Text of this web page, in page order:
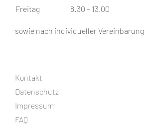
Freitag
8.30 – 13.00
sowie nach individueller Vereinbarung
Kontakt
Datenschutz
Impressum
FAQ